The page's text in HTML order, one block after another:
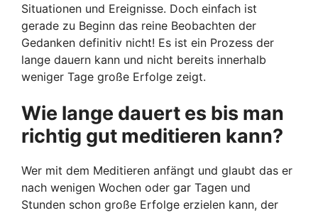
Situationen und Ereignisse. Doch einfach ist
gerade zu Beginn das reine Beobachten der
Gedanken definitiv nicht! Es ist ein Prozess der
lange dauern kann und nicht bereits innerhalb
weniger Tage große Erfolge zeigt.
Wie lange dauert es bis man
richtig gut meditieren kann?
Wer mit dem Meditieren anfängt und glaubt das er
nach wenigen Wochen oder gar Tagen und
Stunden schon große Erfolge erzielen kann, der